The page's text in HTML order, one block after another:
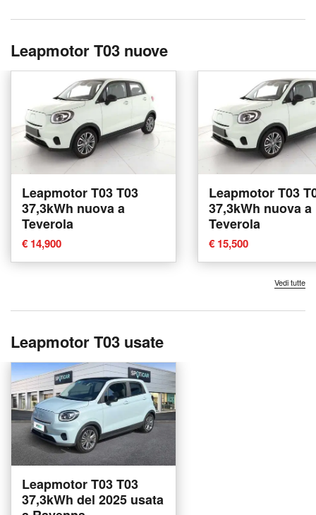
Leapmotor T03 nuove
Leapmotor T03 T03
37,3kWh nuova a
Teverola
€ 14,900
Leapmotor T03
37,3kWh nuova a
Teverola
€ 15,500
Vedi tutte
Leapmotor T03 usate
Leapmotor T03 T03
37,3kWh del 2025 usata